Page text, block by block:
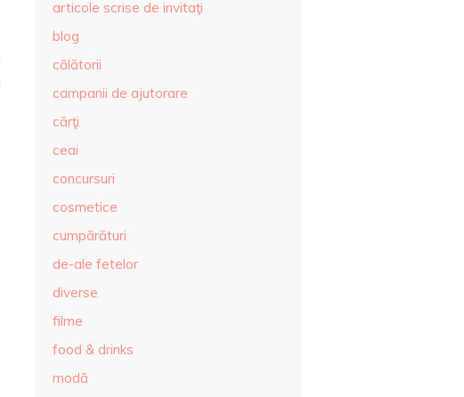
articole scrise de invitaţi
blog
călătorii
campanii de ajutorare
cărţi
ceai
concursuri
cosmetice
cumpărături
de-ale fetelor
diverse
filme
food & drinks
modă